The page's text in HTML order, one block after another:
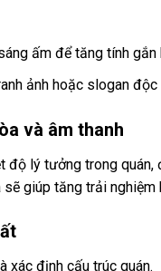
ấm để tăng tính gắn
ảnh hoặc slogan
và âm thanh
độ lý tưởng trong
giúp tăng trải nghiệm
xác định cấu trúc quán.